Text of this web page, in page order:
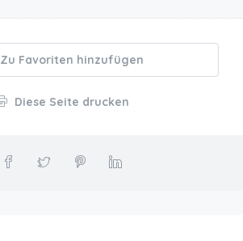
Zu Favoriten hinzufügen
Diese Seite drucken